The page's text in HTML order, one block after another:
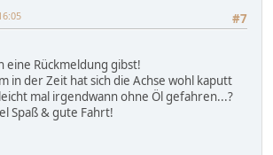
#7
eine Rückmeldung gibst!
in der Zeit hat sich die Achse wohl kaputt
mal irgendwann ohne Öl gefahren...?
Spaß & gute Fahrt!